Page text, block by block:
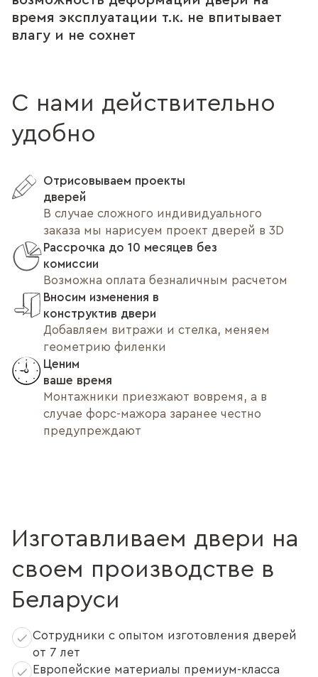
время эксплуатации т.к. не впитывает
влагу и не сохнет
С нами действительно
удобно
Отрисовываем проекты
дверей
В случае сложного индивидуального
заказа мы нарисуем проект дверей в 3D
Рассрочка до 10 месяцев без
комиссии
Возможна оплата безналичным расчетом
Вносим изменения в
конструктив двери
Добавляем витражи и стелка, меняем
геометрию филенки
Ценим
ваше время
Монтажники приезжают вовремя, а в
случае форс-мажора заранее честно
предупреждают
Изготавливаем двери на
своем производстве в
Беларуси
Сотрудники с опытом изготовления дверей
от 7 лет
Европейские материалы премиум-класса